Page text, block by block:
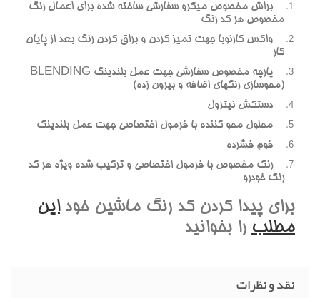
براش مخصوص ميکرو سفارشي ساخته شده براي اعمال رنگ
مخصوص هر کد رنگ
واکس کارنوبا جهت تميز کردن و براق کردن رنگ بعد از پايان
کار
پارچه مخصوص سفارشي جهت عمل بلندينگ BLENDING
(محوسازي رنگهاي اضافه و بيرون زده)
دستکش نيترول
محلول محو کننده با فرمول اختصاصي جهت عمل بلندينگ
فوم فشرده
رنگ مخصوص با فرمول اختصاصي و ترکيب شده ويژه هر کد
رنگ خودرو
براي پيدا کردن کد رنگ ماشين خوداين
مطلب را بخوانيد
نقد و نظرات